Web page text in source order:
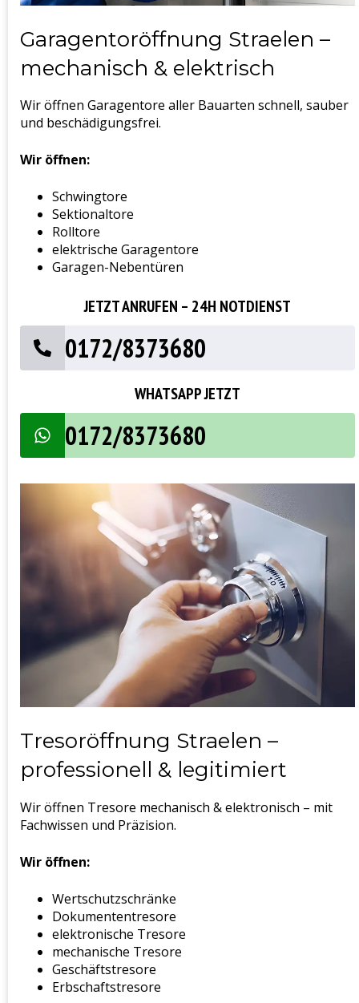
Garagentoröffnung Straelen –
mechanisch & elektrisch
Wir öffnen Garagentore aller Bauarten schnell, sauber
und beschädigungsfrei.
Wir öffnen:
Schwingtore
Sektionaltore
Rolltore
elektrische Garagentore
Garagen-Nebentüren
JETZT ANRUFEN – 24H NOTDIENST
0172/8373680
WHATSAPP JETZT
0172/8373680
Tresoröffnung Straelen –
professionell & legitimiert
Wir öffnen Tresore mechanisch & elektronisch – mit
Fachwissen und Präzision.
Wir öffnen:
Wertschutzschränke
Dokumententresore
elektronische Tresore
mechanische Tresore
Geschäftstresore
Erbschaftstresore